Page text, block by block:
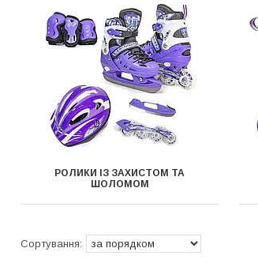
РОЛИКИ ІЗ ЗАХИСТОМ ТА
ШОЛОМОМ